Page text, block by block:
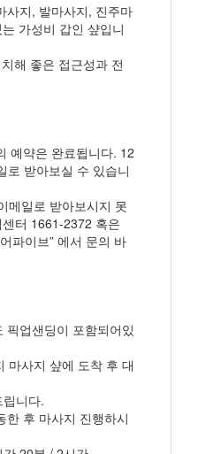
사지, 발마사지, 진주마
가성비 갑인 샾입니
해 좋은 접근성과 전
예약은 완료됩니다. 12
로 받아보실 수 있습니
메일로 받아보시지 못
터 1661-2372 혹은
파이브” 에서 문의 바
픽업샌딩이 포함되어있
마사지 샾에 도착 후 대
니다.
한 후 마사지 진행하시